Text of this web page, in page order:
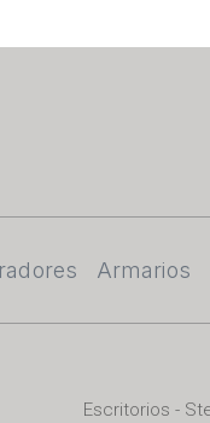
Armarios